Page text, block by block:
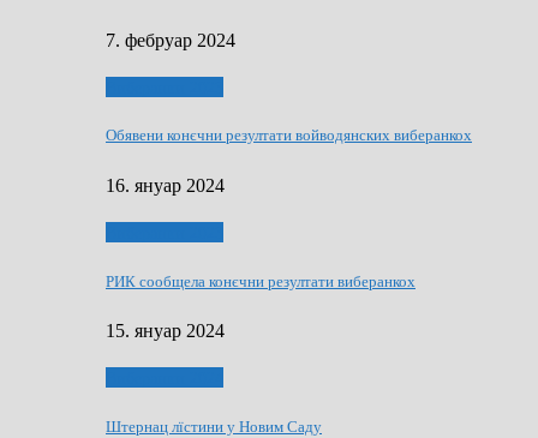
7. фебруар 2024
Обявени конєчни резултати войводянских виберанкох
16. януар 2024
РИК сообщела конєчни резултати виберанкох
15. януар 2024
Штернац лїстини у Новим Саду